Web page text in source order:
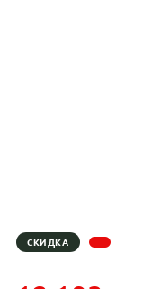
СКИДКА